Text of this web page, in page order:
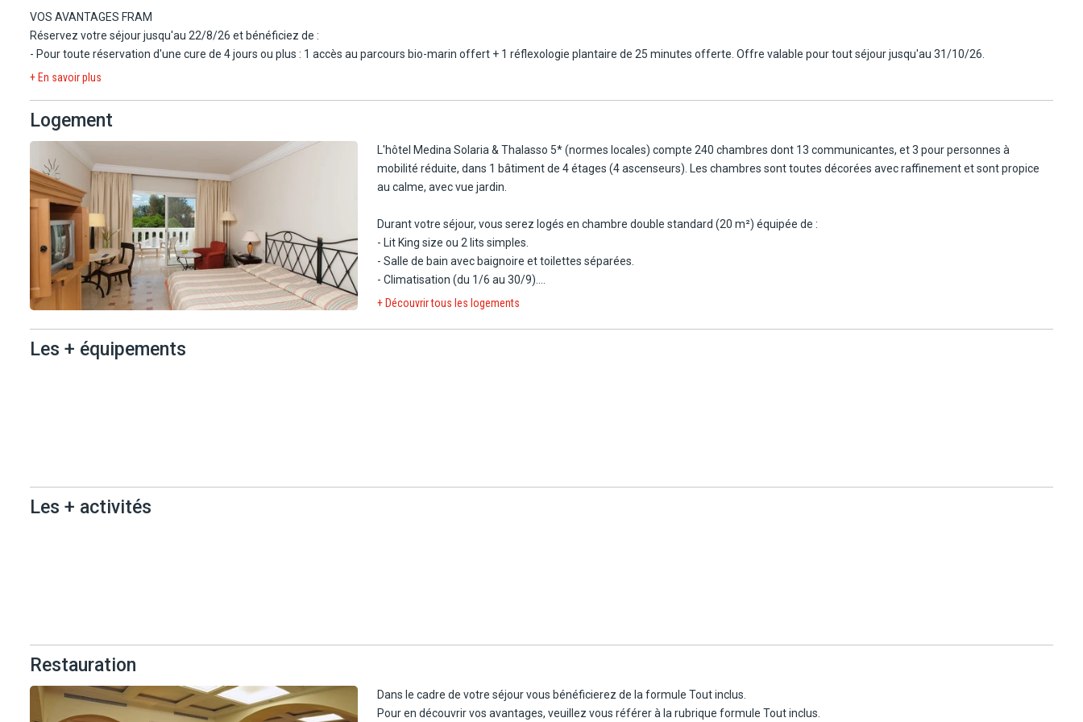
Réservez votre séjour à l'hôtel Solaria & Thalasso 5*!
traverser) et à proximité du charmant port de plaisance de Yasmine Hammamet et de la Médina Mediterranea.
Il se trouve à 10 km du centre ville de Hammamet. L'arrivée peut se faire sur l'aéroport de Tunis à environ 65 km ou celui de Monastir à 85 km
environ.
VOS AVANTAGES FRAM
Réservez votre séjour jusqu'au 22/8/26 et bénéficiez de :
- Pour toute réservation d'une cure de 4 jours ou plus : 1 accès au parcours bio-marin offert + 1 réflexologie plantaire de 25 minutes offerte. Offre valable pour tout séjour jusqu'au 31/10/26.
+ En savoir plus
Logement
L'hôtel Medina Solaria & Thalasso 5* (normes locales) compte 240 chambres dont 13 communicantes, et 3 pour personnes à
mobilité réduite, dans 1 bâtiment de 4 étages (4 ascenseurs). Les chambres sont toutes décorées avec raffinement et sont propice
au calme, avec vue jardin.
Durant votre séjour, vous serez logés en chambre double standard (20 m²) équipée de :
- Lit King size ou 2 lits simples.
- Salle de bain avec baignoire et toilettes séparées.
- Climatisation (du 1/6 au 30/9).
- Wifi.
+ Découvrir tous les logements
Les + équipements
Les + activités
Restauration
Dans le cadre de votre séjour vous bénéficierez de la formule Tout inclus.
Pour en découvrir vos avantages, veuillez vous référer à la rubrique formule Tout inclus.